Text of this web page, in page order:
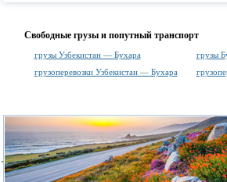
Свободные грузы и попутный транспорт
грузы Узбекистан — Бухара
грузы
грузоперевозки Узбекистан — Бухара